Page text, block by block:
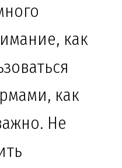
как
как
Не